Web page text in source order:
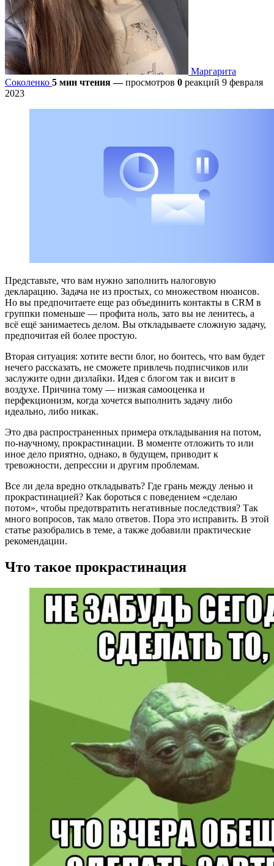
Маргарита
Соколенко 5 мин чтения —просмотров 0 реакций 9 февраля
2023
Представьте, что вам нужно заполнить налоговую
декларацию. Задача не из простых, со множеством нюансов.
Но вы предпочитаете еще раз объединить контакты в CRM в
группки поменьше — профита ноль, зато вы не ленитесь, а
всё ещё занимаетесь делом. Вы откладываете сложную задачу,
предпочитая ей более простую.
Вторая ситуация: хотите вести блог, но боитесь, что вам будет
нечего рассказать, не сможете привлечь подписчиков или
заслужите одни дизлайки. Идея с блогом так и висит в
воздухе. Причина тому — низкая самооценка и
перфекционизм, когда хочется выполнить задачу либо
идеально, либо никак.
Это два распространенных примера откладывания на потом,
по-научному, прокрастинации. В моменте отложить то или
иное дело приятно, однако, в будущем, приводит к
тревожности, депрессии и другим проблемам.
Все ли дела вредно откладывать? Где грань между ленью и
прокрастинацией? Как бороться с поведением «сделаю
потом», чтобы предотвратить негативные последствия? Так
много вопросов, так мало ответов. Пора это исправить. В этой
статье разобрались в теме, а также добавили практические
рекомендации.
Что такое прокрастинация